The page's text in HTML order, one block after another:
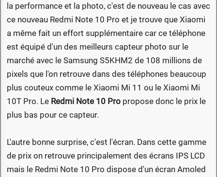
la performance et la photo, c'est de nouveau le cas avec
ce nouveau Redmi Note 10 Pro et je trouve que Xiaomi
a même fait un effort supplémentaire car ce téléphone
est équipé d'un des meilleurs capteur photo sur le
marché avec le Samsung S5KHM2 de 108 millions de
pixels que l'on retrouve dans des téléphones beaucoup
plus couteux comme le Xiaomi Mi 11 ou le Xiaomi Mi
10T Pro. Le Redmi Note 10 Pro propose donc le prix le
plus bas pour ce capteur.
L'autre bonne surprise, c'est l'écran. Dans cette gamme
de prix on retrouve principalement des écrans IPS LCD
mais le Redmi Note 10 Pro dispose d'un écran Amoled